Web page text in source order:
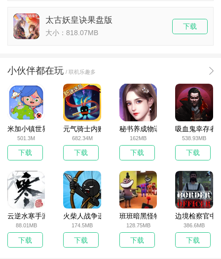
太古妖皇诀果盘版
大小：818.07MB
下载
小伙伴都在玩 / 联机乐趣多
米加小镇世界2025官方版
501.3M
下载
元气骑士内购破解版
682.34M
下载
秘书养成物语
162MB
下载
吸血鬼幸存者
538.93MB
下载
云逆水寒手游
88.01MB
下载
火柴人战争遗产无敌版
174.5MB
下载
班班暗黑怪物生存挑战5
128.75MB
下载
边境检察官中
386.6MB
下载